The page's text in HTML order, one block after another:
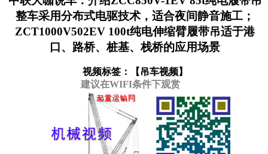
整车采用分布式电驱技术，适合夜间静音施工；
ZCT1000V502EV 100t纯电伸缩臂履带吊适于港
口、路桥、桩基、栈桥的应用场景
视频标签：【 吊车视频】
建议在WIFI条件下观赏